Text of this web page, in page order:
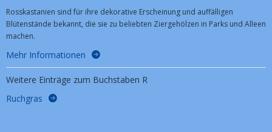
Rosskastanien sind für ihre dekorative Erscheinung und auffälligen
Blütenstände bekannt, die sie zu beliebten Ziergehölzen in Parks und Alleen
machen.
Mehr Informationen
Weitere Einträge zum Buchstaben R
Ruchgras